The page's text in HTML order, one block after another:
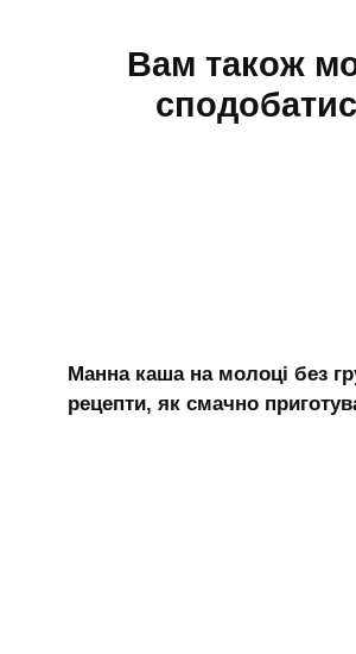
Вам також
Манна каша на молоці без
рецепти, як смачно